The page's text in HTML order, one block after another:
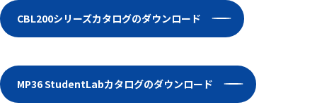
CBL200シリーズカタログのダウンロード
MP36 StudentLabカタログのダウンロード